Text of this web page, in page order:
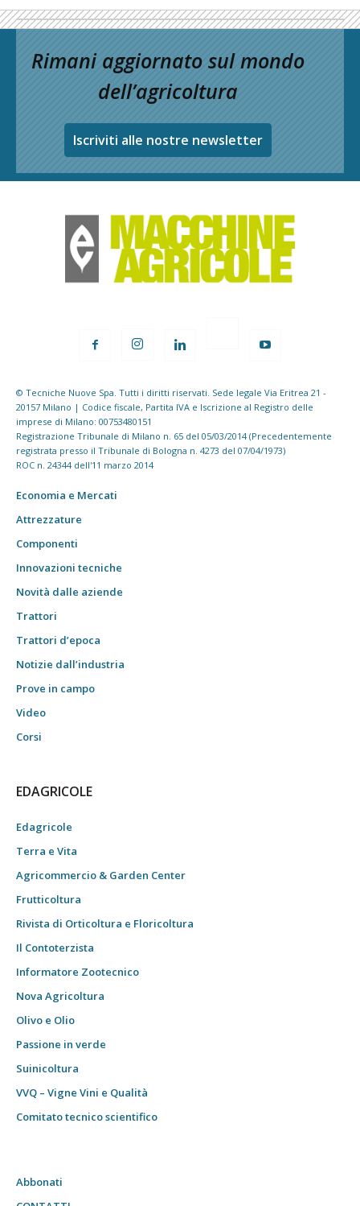
Rimani aggiornato sul mondo
dell’agricoltura
Iscriviti alle nostre newsletter
© Tecniche Nuove Spa. Tutti i diritti riservati. Sede legale Via Eritrea 21 -
20157 Milano | Codice fiscale, Partita IVA e Iscrizione al Registro delle
imprese di Milano: 00753480151
Registrazione Tribunale di Milano n. 65 del 05/03/2014 (Precedentemente
registrata presso il Tribunale di Bologna n. 4273 del 07/04/1973)
ROC n. 24344 dell'11 marzo 2014
Economia e Mercati
Attrezzature
Componenti
Innovazioni tecniche
Novità dalle aziende
Trattori
Trattori d’epoca
Notizie dall’industria
Prove in campo
Video
Corsi
EDAGRICOLE
Edagricole
Terra e Vita
Agricommercio & Garden Center
Frutticoltura
Rivista di Orticoltura e Floricoltura
Il Contoterzista
Informatore Zootecnico
Nova Agricoltura
Olivo e Olio
Passione in verde
Suinicoltura
VVQ – Vigne Vini e Qualità
Comitato tecnico scientifico
Abbonati